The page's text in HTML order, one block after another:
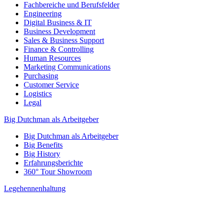
Fachbereiche und Berufsfelder
Engineering
Digital Business & IT
Business Development
Sales & Business Support
Finance & Controlling
Human Resources
Marketing Communications
Purchasing
Customer Service
Logistics
Legal
Big Dutchman als Arbeitgeber
Big Dutchman als Arbeitgeber
Big Benefits
Big History
Erfahrungsberichte
360° Tour Showroom
Legehennenhaltung